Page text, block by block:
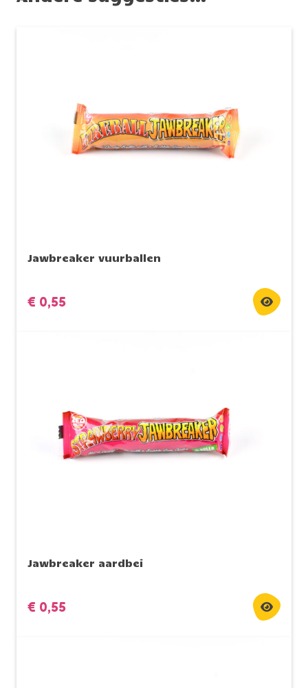
Jawbreaker vuurballen
€ 0,55
Jawbreaker aardbei
€ 0,55